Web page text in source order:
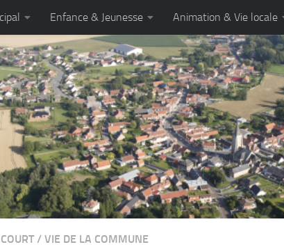
Enfance & Jeunesse Animation & Vie locale
/ VIE DE LA COMMUNE